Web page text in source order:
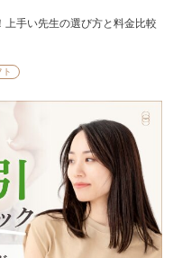
手い先生の選び方と料金比較
ト